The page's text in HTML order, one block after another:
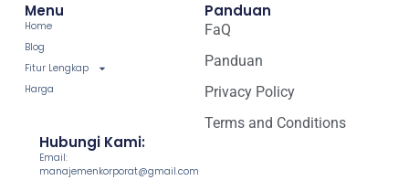
Menu
Home
Blog
Fitur Lengkap
Harga
Panduan
FaQ
Panduan
Privacy Policy
Terms and Conditions
Hubungi Kami:
Email:
manajemenkorporat@gmail.com